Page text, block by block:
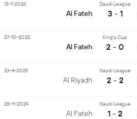
Al Fateh
Saudi League
3 - 1
13-1-2026
Al Fateh
King's Cup
2 - 0
27-10-2025
Al Riyadh
Saudi League
2 - 2
23-4-2025
Al Fateh
Saudi League
1 - 2
28-11-2024